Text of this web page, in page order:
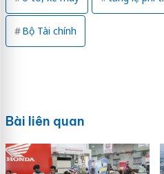
Bộ Tài chính
Bài liên quan